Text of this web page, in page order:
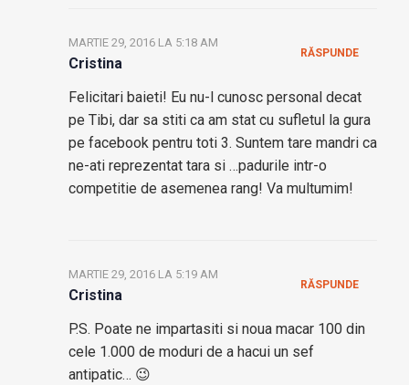
Cristina
MARTIE 29, 2016 LA 5:18 AM
Felicitari baieti! Eu nu-l cunosc personal decat
pe Tibi, dar sa stiti ca am stat cu sufletul la gura
pe facebook pentru toti 3. Suntem tare mandri ca
ne-ati reprezentat tara si …padurile intr-o
competitie de asemenea rang! Va multumim!
RĂSPUNDE
Cristina
MARTIE 29, 2016 LA 5:19 AM
P.S. Poate ne impartasiti si noua macar 100 din
cele 1.000 de moduri de a hacui un sef
antipatic… 😉
RĂSPUNDE